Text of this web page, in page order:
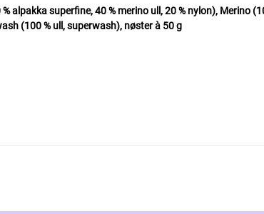
alpakka superfine, 40 % merino ull, 20 % nylon), Merino
(100 % ull, superwash), nøster à 50 g